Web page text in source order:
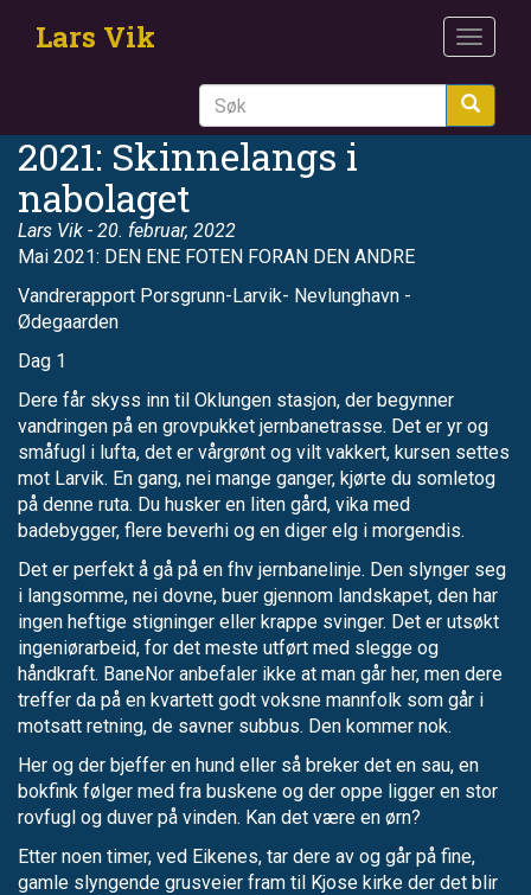
Lars Vik
Toggle
Søk
2021: Skinnelangs i
nabolaget
Lars Vik - 20. februar, 2022
Mai 2021: DEN ENE FOTEN FORAN DEN ANDRE
Vandrerapport Porsgrunn-Larvik- Nevlunghavn -
Ødegaarden
Dag 1
Dere får skyss inn til Oklungen stasjon, der begynner
vandringen på en grovpukket jernbanetrasse. Det er yr og
småfugl i lufta, det er vårgrønt og vilt vakkert, kursen settes
mot Larvik. En gang, nei mange ganger, kjørte du somletog
på denne ruta. Du husker en liten gård, vika med
badebygger, flere beverhi og en diger elg i morgendis.
Det er perfekt å gå på en fhv jernbanelinje. Den slynger seg
i langsomme, nei dovne, buer gjennom landskapet, den har
ingen heftige stigninger eller krappe svinger. Det er utsøkt
ingeniørarbeid, for det meste utført med slegge og
håndkraft. BaneNor anbefaler ikke at man går her, men dere
treffer da på en kvartett godt voksne mannfolk som går i
motsatt retning, de savner subbus. Den kommer nok.
Her og der bjeffer en hund eller så breker det en sau, en
bokfink følger med fra buskene og der oppe ligger en stor
rovfugl og duver på vinden. Kan det være en ørn?
Etter noen timer, ved Eikenes, tar dere av og går på fine,
gamle slyngende grusveier fram til Kjose kirke der det blir